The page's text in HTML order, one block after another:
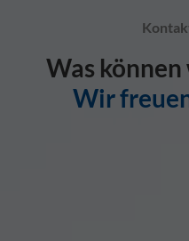
Was
Wir